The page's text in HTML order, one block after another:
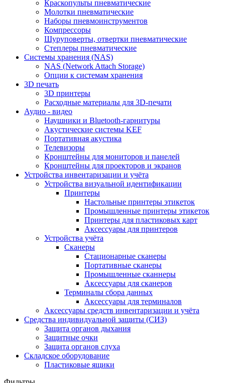
Краскопульты пневматические
Молотки пневматические
Наборы пневмоинструментов
Компрессоры
Шуруповерты, отвертки пневматические
Степлеры пневматические
Cистемы хранения (NAS)
NAS (Network Attach Storage)
Опции к системам хранения
3D печать
3D принтеры
Расходные материалы для 3D-печати
Аудио - видео
Наушники и Bluetooth-гарнитуры
Акустические системы KEF
Портативная акустика
Телевизоры
Кронштейны для мониторов и панелей
Кронштейны для проекторов и экранов
Устройства инвентаризации и учёта
Устройства визуальной идентификации
Принтеры
Настольные принтеры этикеток
Промышленные принтеры этикеток
Принтеры для пластиковых карт
Аксессуары для принтеров
Устройства учёта
Сканеры
Стационарные сканеры
Портативные сканеры
Промышленные сканнеры
Аксессуары для сканеров
Терминалы сбора данных
Аксессуары для терминалов
Аксессуары средств инвентаризации и учёта
Средства индивидуальной защиты (СИЗ)
Защита органов дыхания
Защитные очки
Защита органов слуха
Складское оборудование
Пластиковые ящики